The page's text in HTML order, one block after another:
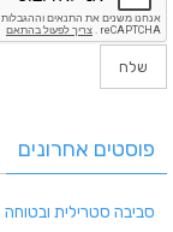
פוסטים אחרונים
סביבה סטרילית ובטוחה